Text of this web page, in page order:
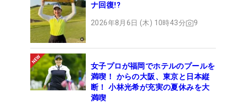
ナ回復!?
2026年8月6日 (木) 10時43分 9
女子プロが福岡でホテルのプールを
満喫！ からの大阪、東京と日本縦
断！ 小林光希が充実の夏休みを大
満喫